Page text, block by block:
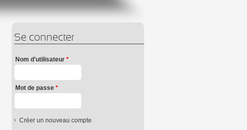
Se connecter
Nom d'utilisateur *
Mot de passe *
Créer un nouveau compte